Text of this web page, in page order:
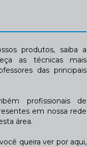
produtos, saiba a
as técnicas mais
das principais
profissionais de
em nossa rede
área.
queira ver por aqui,